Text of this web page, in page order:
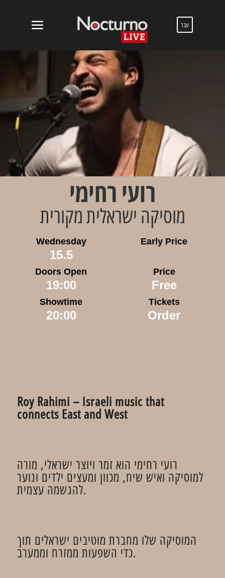
עבר
רועי רחימי
מוסיקה ישראלית מקורית
Wednesday
15.5
Early Price
Doors Open
19:00
Price
Free
Showtime
20:00
Tickets
Order
Roy Rahimi – Israeli music that
connects East and West
רועי רחימי הוא זמר ויוצר ישראלי, מורה
למוסיקה ואיש שיח, מכוון ומעצים ילדים ונוער
להגשמה עצמית.
המוסיקה שלו מחברת מוטיבים ישראלים תוך
כדי השפעות ממזרח וממערב.